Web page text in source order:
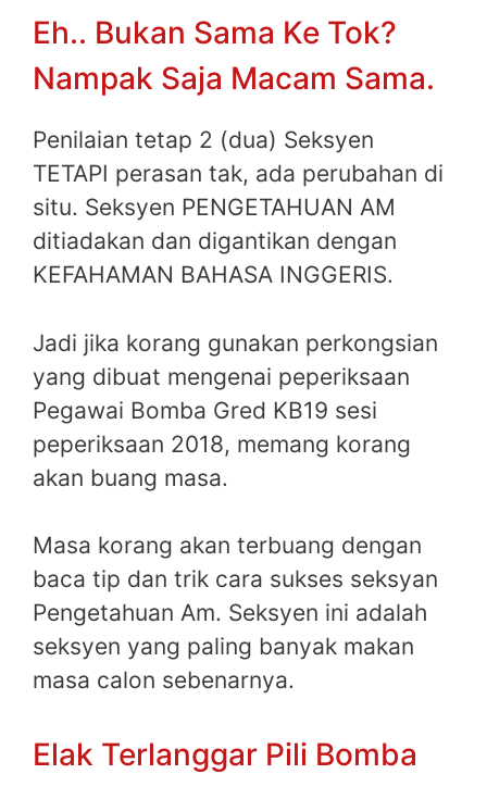
Eh.. Bukan Sama Ke Tok?
Nampak Saja Macam Sama.
Penilaian tetap 2 (dua) Seksyen
TETAPI perasan tak, ada perubahan di
situ. Seksyen PENGETAHUAN AM
ditiadakan dan digantikan dengan
KEFAHAMAN BAHASA INGGERIS.
Jadi jika korang gunakan perkongsian
yang dibuat mengenai peperiksaan
Pegawai Bomba Gred KB19 sesi
peperiksaan 2018, memang korang
akan buang masa.
Masa korang akan terbuang dengan
baca tip dan trik cara sukses seksyan
Pengetahuan Am. Seksyen ini adalah
seksyen yang paling banyak makan
masa calon sebenarnya.
Elak Terlanggar Pili Bomba